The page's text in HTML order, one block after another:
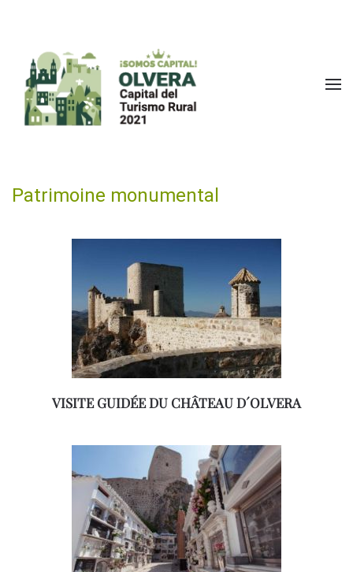
Patrimoine monumental
VISITE GUIDÉE DU CHÂTEAU D´OLVERA